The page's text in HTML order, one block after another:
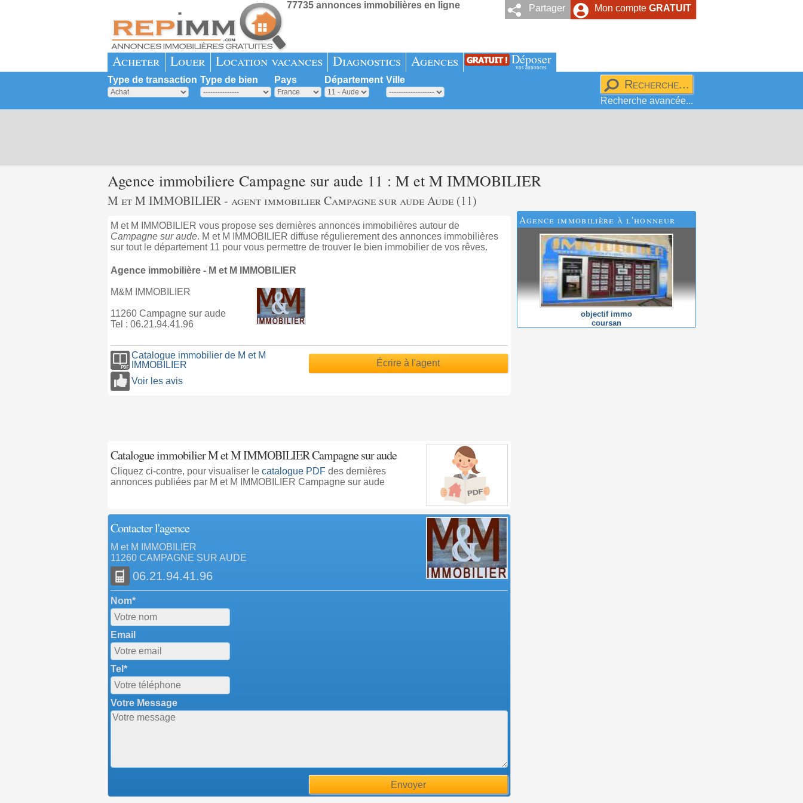
Mon compte GRATUIT
Partager
77735 annonces immobilières en ligne
Acheter Louer Location vacances Diagnostics Agences Déposer
vos annonces
Type de transaction Type de bien Pays Département Ville
Recherche avancée...
Agence immobiliere Campagne sur aude 11 : M et M IMMOBILIER
M et M IMMOBILIER - agent immobilier Campagne sur aude Aude (11)
M et M IMMOBILIER vous propose ses dernières annonces immobilières autour de
Campagne sur aude. M et M IMMOBILIER diffuse régulierement des annonces immobilières
sur tout le département 11 pour vous permettre de trouver le bien immobilier de vos rêves.
Agence immobilière - M et M IMMOBILIER
M&M IMMOBILIER
11260 Campagne sur aude
Tel : 06.21.94.41.96
Catalogue immobilier de M et M
IMMOBILIER
Voir les avis
Écrire à l'agent
Catalogue immobilier M et M IMMOBILIER Campagne sur aude
Cliquez ci-contre, pour visualiser le catalogue PDFdes dernières
annonces publiées par M et M IMMOBILIER Campagne sur aude
Contacter l'agence
M et M IMMOBILIER
11260 CAMPAGNE SUR AUDE
06.21.94.41.96
Nom*
Email
Tel*
Votre Message
Agence immobilière à l'honneur
objectif immo
coursan